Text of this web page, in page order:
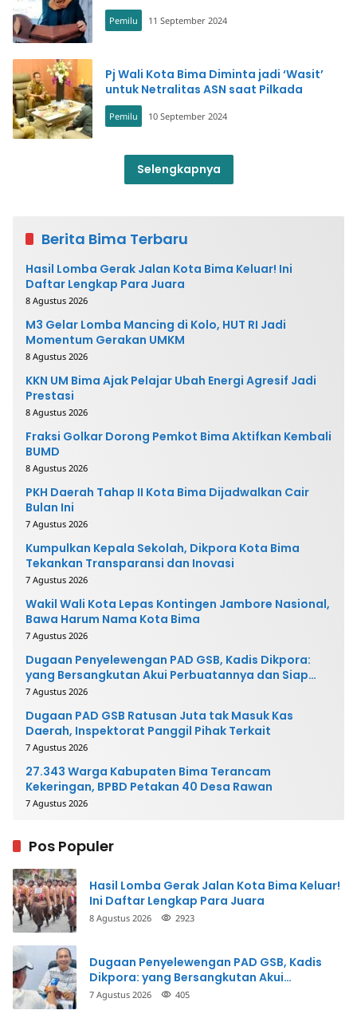
Pemilu 11 September 2024
Pj Wali Kota Bima Diminta jadi ‘Wasit’
untuk Netralitas ASN saat Pilkada
Pemilu 10 September 2024
Selengkapnya
Berita Bima Terbaru
Hasil Lomba Gerak Jalan Kota Bima Keluar! Ini
Daftar Lengkap Para Juara
8 Agustus 2026
M3 Gelar Lomba Mancing di Kolo, HUT RI Jadi
Momentum Gerakan UMKM
8 Agustus 2026
KKN UM Bima Ajak Pelajar Ubah Energi Agresif Jadi
Prestasi
8 Agustus 2026
Fraksi Golkar Dorong Pemkot Bima Aktifkan Kembali
BUMD
8 Agustus 2026
PKH Daerah Tahap II Kota Bima Dijadwalkan Cair
Bulan Ini
7 Agustus 2026
Kumpulkan Kepala Sekolah, Dikpora Kota Bima
Tekankan Transparansi dan Inovasi
7 Agustus 2026
Wakil Wali Kota Lepas Kontingen Jambore Nasional,
Bawa Harum Nama Kota Bima
7 Agustus 2026
Dugaan Penyelewengan PAD GSB, Kadis Dikpora:
yang Bersangkutan Akui Perbuatannya dan Siap
Mengembalikan Uang
7 Agustus 2026
Dugaan PAD GSB Ratusan Juta tak Masuk Kas
Daerah, Inspektorat Panggil Pihak Terkait
7 Agustus 2026
27.343 Warga Kabupaten Bima Terancam
Kekeringan, BPBD Petakan 40 Desa Rawan
7 Agustus 2026
Pos Populer
Hasil Lomba Gerak Jalan Kota Bima Keluar!
Ini Daftar Lengkap Para Juara
8 Agustus 2026 2923
Dugaan Penyelewengan PAD GSB, Kadis
Dikpora: yang Bersangkutan Akui
Perbuatannya dan Siap Mengembalikan
7 Agustus 2026 405